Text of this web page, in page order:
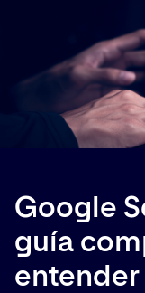
Google
guía